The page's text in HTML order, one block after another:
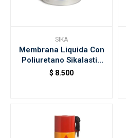
SIKA
Membrana Liquida Con
Poliuretano Sikalastic
560 Blanco X20kg
$ 8.500